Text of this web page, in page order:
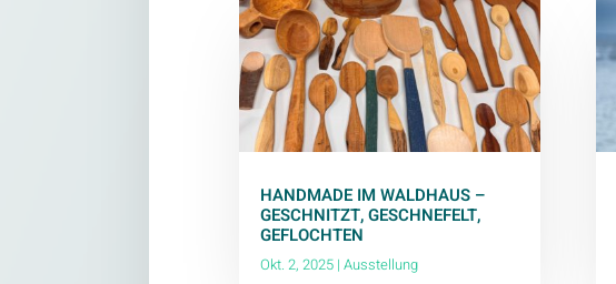
HANDMADE IM WALDHAUS –
GESCHNITZT, GESCHNEFELT,
GEFLOCHTEN
Okt. 2, 2025 |Ausstellung